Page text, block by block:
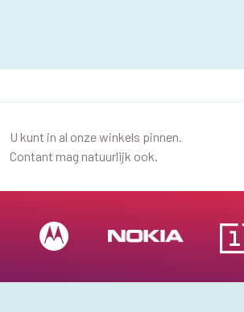
U kunt in al onze winkels pinnen.
Contant mag natuurlijk ook.